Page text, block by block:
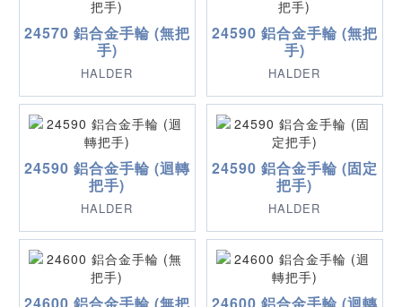
24570 鋁合金手輪 (無把
手)
HALDER
24590 鋁合金手輪 (無把
手)
HALDER
24590 鋁合金手輪 (迴轉
把手)
HALDER
24590 鋁合金手輪 (固定
把手)
HALDER